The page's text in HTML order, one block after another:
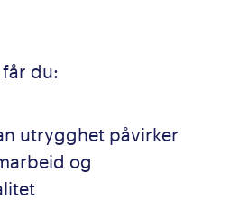
du:
utrygghet påvirker
og